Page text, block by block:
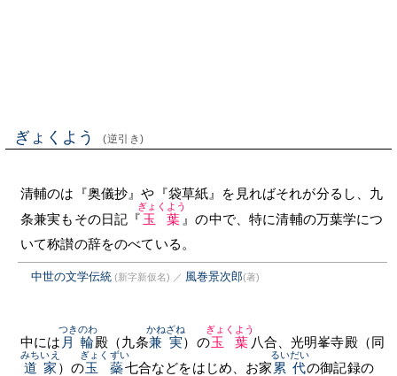
ぎょくよう (逆引き)
清輔のは『奥儀抄』や『袋草紙』を見ればそれが分るし、九
条兼実もその日記『 玉葉
ぎょくよう
』の中で、特に清輔の万葉学につ
いて称讃の辞をのべている。
中世の文学伝統 (新字新仮名) ／ 風巻景次郎(著)
中には 月輪
つきのわ
殿（九条兼実
かねざね
）の玉葉
ぎょくよう
八合、光明峯寺殿（同
道家
みちいえ
）の玉蘂
ぎょくずい
七合などをはじめ、お家 累代
るいだい
の御記録の